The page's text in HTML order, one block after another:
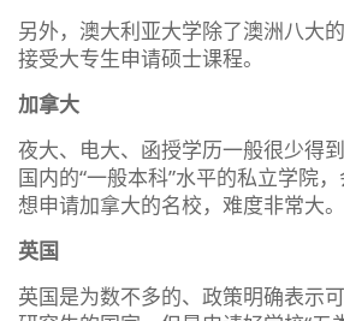
另外，澳大利亚大学除了澳洲八大
接受大专生申请硕士课程。
加拿大
夜大、电大、函授学历一般很少得
国内的“一般本科”水平的私立学院
想申请加拿大的名校，难度非常大。
英国
英国是为数不多的、政策明确表示